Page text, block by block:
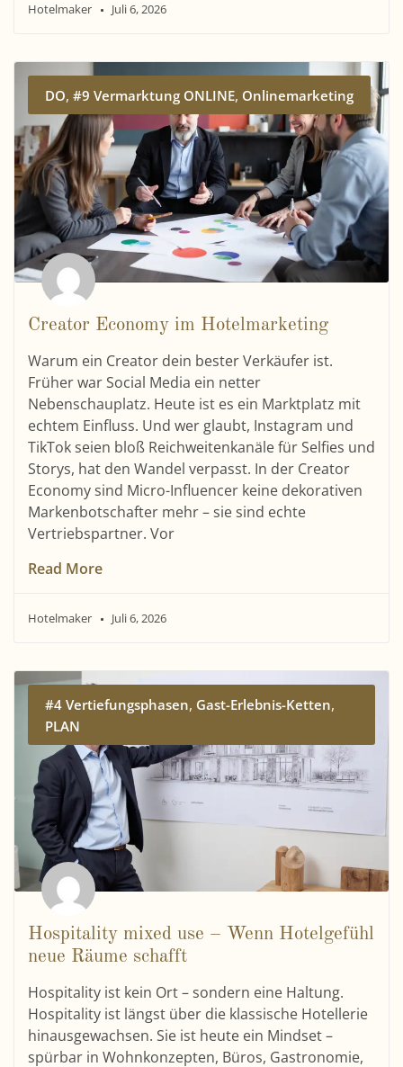
Hotelmaker Juli 6, 2026
DO,#9 Vermarktung ONLINE, Onlinemarketing
Creator Economy im Hotelmarketing
Warum ein Creator dein bester Verkäufer ist.
Früher war Social Media ein netter
Nebenschauplatz. Heute ist es ein Marktplatz mit
echtem Einfluss. Und wer glaubt, Instagram und
TikTok seien bloß Reichweitenkanäle für Selfies und
Storys, hat den Wandel verpasst. In der Creator
Economy sind Micro-Influencer keine dekorativen
Markenbotschafter mehr – sie sind echte
Vertriebspartner. Vor
Read More
Hotelmaker Juli 6, 2026
#4 Vertiefungsphasen, Gast-Erlebnis-Ketten,
PLAN
Hospitality mixed use – Wenn Hotelgefühl
neue Räume schafft
Hospitality ist kein Ort – sondern eine Haltung.
Hospitality ist längst über die klassische Hotellerie
hinausgewachsen. Sie ist heute ein Mindset –
spürbar in Wohnkonzepten, Büros, Gastronomie,